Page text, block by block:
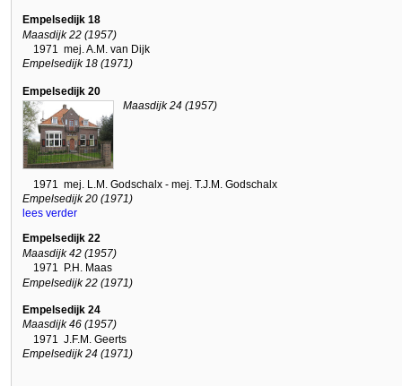
Empelsedijk 18
Maasdijk 22 (1957)
1971 mej. A.M. van Dijk
Empelsedijk 18 (1971)
Empelsedijk 20
Maasdijk 24 (1957)
1971
mej. L.M. Godschalx - mej. T.J.M. Godschalx
Empelsedijk 20 (1971)
lees verder
Empelsedijk 22
Maasdijk 42 (1957)
1971
P.H. Maas
Empelsedijk 22 (1971)
Empelsedijk 24
Maasdijk 46 (1957)
1971
J.F.M. Geerts
Empelsedijk 24 (1971)